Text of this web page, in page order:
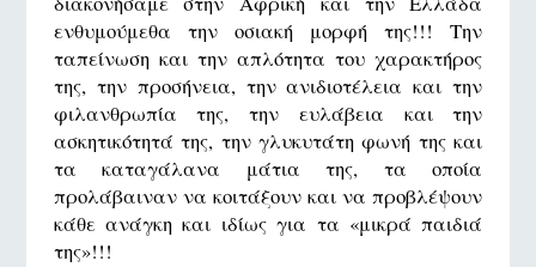
ενθυμούμεθα την οσιακή μορφή της!!! Την
ταπείνωση και την απλότητα του χαρακτήρος
της, την προσήνεια, την ανιδιοτέλεια και την
φιλανθρωπία της, την ευλάβεια και την
ασκητικότητά της, την γλυκυτάτη φωνή της και
τα καταγάλανα μάτια της, τα οποία
προλάβαιναν να κοιτάξουν και να προβλέψουν
κάθε ανάγκη και ιδίως για τα «μικρά παιδιά
της»!!!